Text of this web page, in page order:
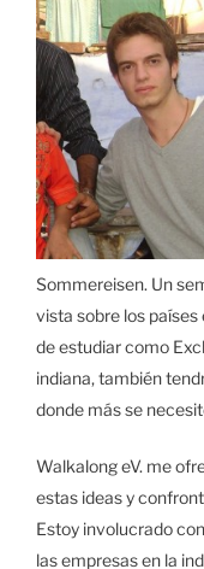
Sommereisen. Un
vista sobre los
de estudiar como
indiana, también
donde más se
Walkalong eV. me
estas ideas y
Estoy involucrado
las empresas en la